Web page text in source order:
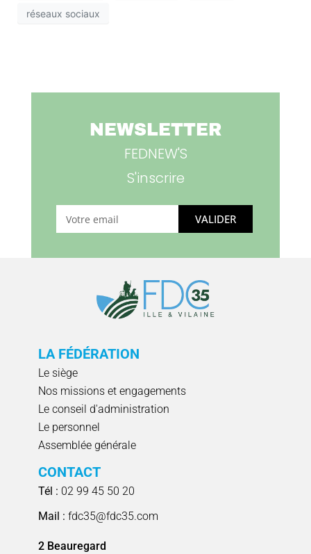
réseaux sociaux
NEWSLETTER
FEDNEW'S
S'inscrire
VALIDER
LA FÉDÉRATION
Le siège
Nos missions et engagements
Le conseil d'administration
Le personnel
Assemblée générale
CONTACT
Tél : 02 99 45 50 20
Mail : fdc35@fdc35.com
2 Beauregard